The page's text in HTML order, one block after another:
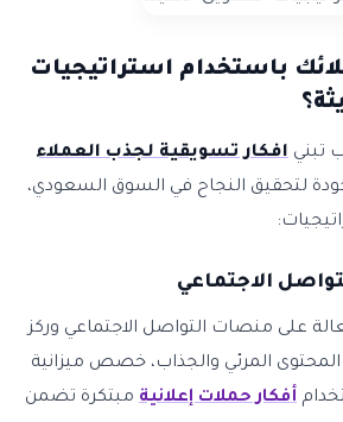
باستخدام استراتيجيات
تبني افكار تسويقية لجذب العملاء
لتحقيق النجاح في السوق السعودي،
الاجتماعي
على منصات التواصل الاجتماعي وركز
المرئي والجذاب، خصص ميزانية
أفكار حملات إعلانية مبتكرة تضمن